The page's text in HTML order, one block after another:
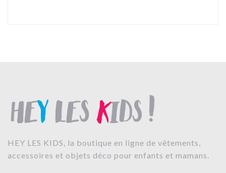
HEY LES KIDS, la boutique en ligne de vêtements,
accessoires et objets déco pour enfants et mamans.